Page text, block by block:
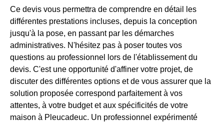
Ce devis vous permettra de comprendre en détail les
différentes prestations incluses, depuis la conception
jusqu'à la pose, en passant par les démarches
administratives. N'hésitez pas à poser toutes vos
questions au professionnel lors de l'établissement du
devis. C'est une opportunité d'affiner votre projet, de
discuter des différentes options et de vous assurer que la
solution proposée correspond parfaitement à vos
attentes, à votre budget et aux spécificités de votre
maison à Pleucadeuc. Un professionnel expérimenté